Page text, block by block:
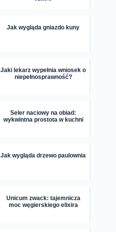
Jak wygląda gniazdo kuny
Jaki lekarz wypełnia wniosek o
niepełnosprawność?
Seler naciowy na obiad:
wykwintna prostota w kuchni
Jak wygląda drzewo paulownia
Unicum zwack: tajemnicza
moc węgierskiego elixira